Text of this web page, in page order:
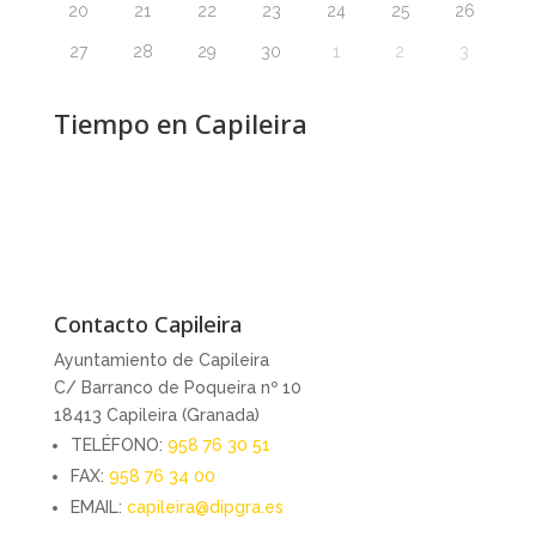
20 21 22 23 24 25 26
27 28 29 30 1 2 3
Tiempo en Capileira
Contacto Capileira
Ayuntamiento de Capileira
C/ Barranco de Poqueira nº 10
18413 Capileira (Granada)
TELÉFONO: 958 76 30 51
FAX: 958 76 34 00
EMAIL: capileira@dipgra.es